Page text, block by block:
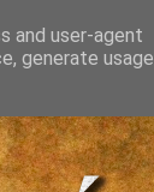
and user-agent
generate usage